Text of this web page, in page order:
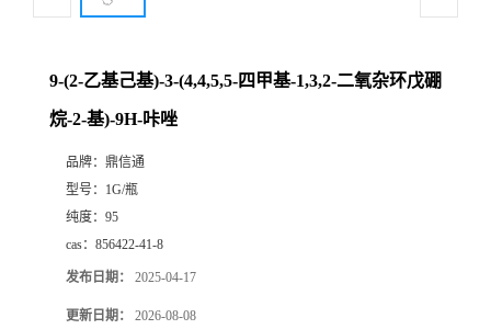
9-(2-乙基己基)-3-(4,4,5,5-四甲基-1,3,2-二氧杂环戊硼
烷-2-基)-9H-咔唑
品牌： 鼎信通
型号： 1G/瓶
纯度： 95
cas： 856422-41-8
发布日期： 2025-04-17
更新日期： 2026-08-08